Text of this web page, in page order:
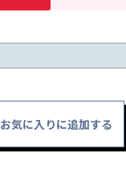
お気に入りに追加する